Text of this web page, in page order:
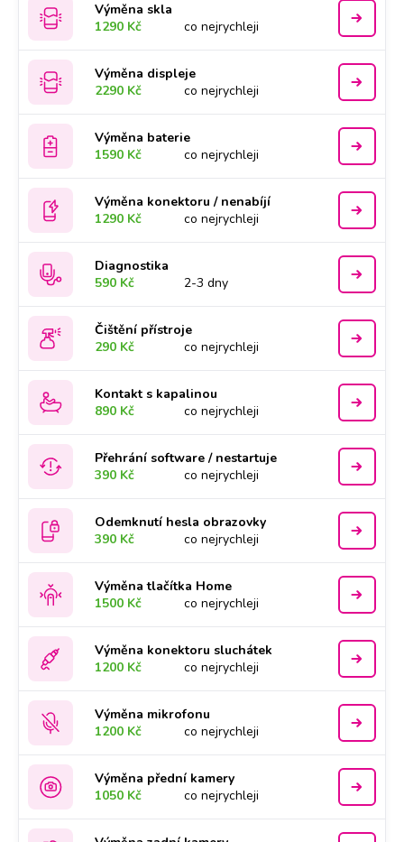
Výměna skla
1290 Kč
co nejrychleji
Výměna displeje
2290 Kč
co nejrychleji
Výměna baterie
1590 Kč
co nejrychleji
Výměna konektoru / nenabíjí
1290 Kč
co nejrychleji
Diagnostika
590 Kč
2-3 dny
Čištění přístroje
290 Kč
co nejrychleji
Kontakt s kapalinou
890 Kč
co nejrychleji
Přehrání software / nestartuje
390 Kč
co nejrychleji
Odemknutí hesla obrazovky
390 Kč
co nejrychleji
Výměna tlačítka Home
1500 Kč
co nejrychleji
Výměna konektoru sluchátek
1200 Kč
co nejrychleji
Výměna mikrofonu
1200 Kč
co nejrychleji
Výměna přední kamery
1050 Kč
co nejrychleji